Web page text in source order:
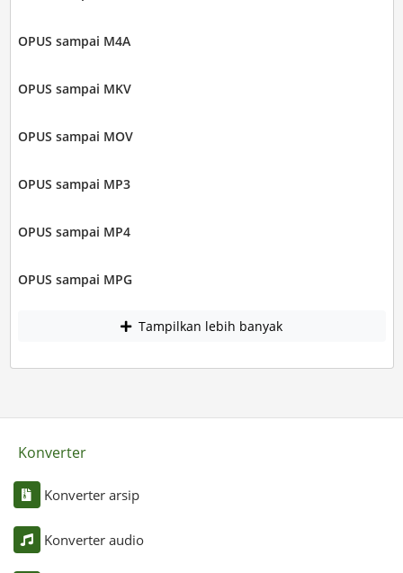
OPUS sampai M4A
OPUS sampai MKV
OPUS sampai MOV
OPUS sampai MP3
OPUS sampai MP4
OPUS sampai MPG
Tampilkan lebih banyak
Konverter
Konverter arsip
Konverter audio